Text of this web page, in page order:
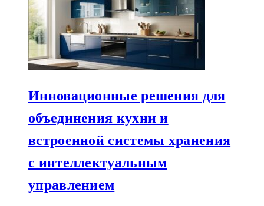
Инновационные решения для
объединения кухни и
встроенной системы хранения
с интеллектуальным
управлением